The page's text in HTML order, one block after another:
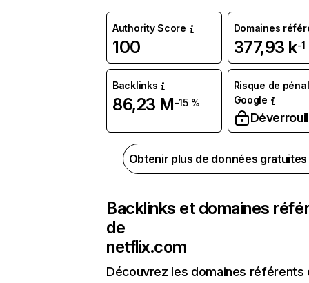
Authority Score
100
Domaines
377,93 k-1
Backlinks
86,23 M-15 %
Risque de
Google
Obtenir plus de données
Backlinks et domaines
de
netflix.com
Découvrez les domaines référents